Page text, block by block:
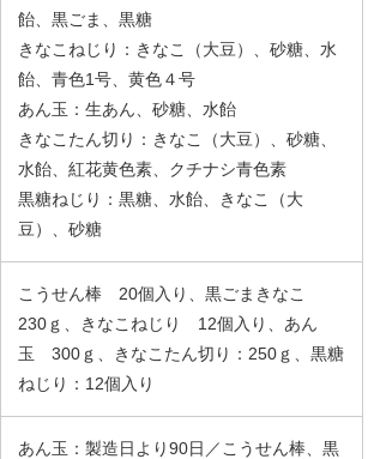
飴、黒ごま、黒糖
きなこねじり：きなこ（大豆）、砂糖、水
飴、青色1号、黄色４号
あん玉：生あん、砂糖、水飴
きなこたん切り：きなこ（大豆）、砂糖、
水飴、紅花黄色素、クチナシ青色素
黒糖ねじり：黒糖、水飴、きなこ（大
豆）、砂糖
こうせん棒 20個入り、黒ごまきなこ
230ｇ、きなこねじり 12個入り、あん
玉 300ｇ、きなこたん切り：250ｇ、黒糖
ねじり：12個入り
あん玉：製造日より90日／こうせん棒、黒